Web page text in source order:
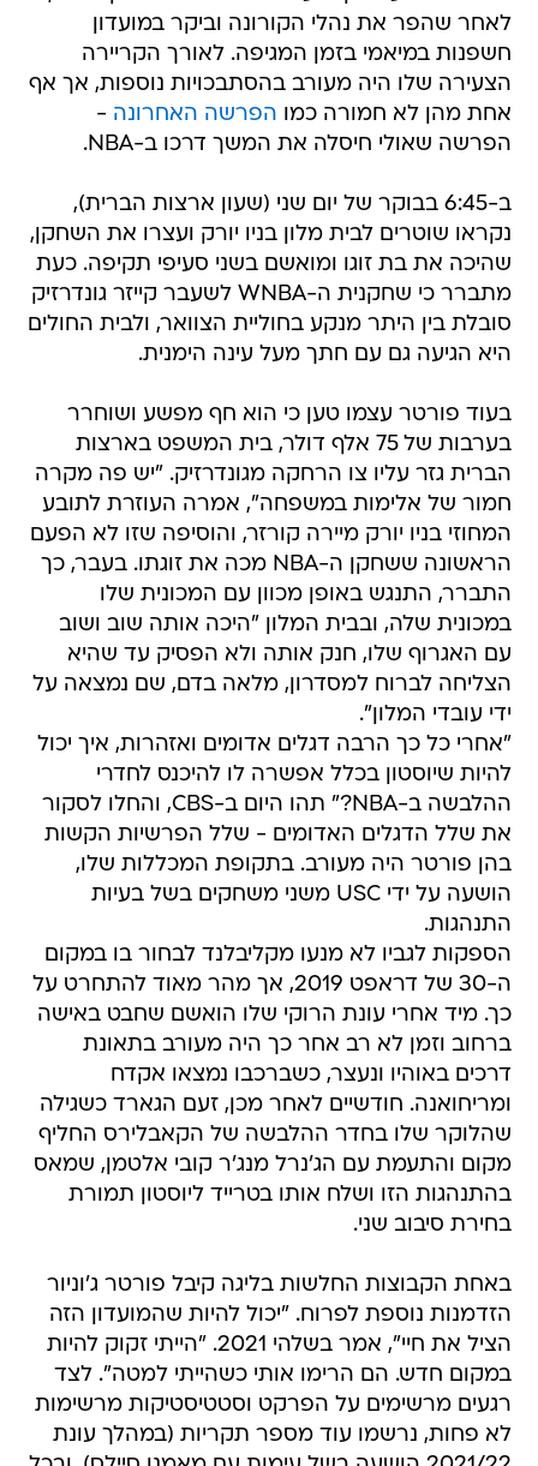
לאחר שהפר את נהלי הקורונה וביקר במועדון
חשפנות במיאמי בזמן המגיפה. לאורך הקריירה
הצעירה שלו היה מעורב בהסתבכויות נוספות, אך אף
אחת מהן לא חמורה כמו הפרשה האחרונה -
הפרשה שאולי חיסלה את המשך דרכו ב-NBA.
ב-6:45 בבוקר של יום שני (שעון ארצות הברית),
נקראו שוטרים לבית מלון בניו יורק ועצרו את השחקן,
שהיכה את בת זוגו ומואשם בשני סעיפי תקיפה. כעת
מתברר כי שחקנית ה-WNBA לשעבר קייזר גונדרזיק
סובלת בין היתר מנקע בחוליית הצוואר, ולבית החולים
היא הגיעה גם עם חתך מעל עינה הימנית.
בעוד פורטר עצמו טען כי הוא חף מפשע ושוחרר
בערבות של 75 אלף דולר, בית המשפט בארצות
הברית גזר עליו צו הרחקה מגונדרזיק. "יש פה מקרה
חמור של אלימות במשפחה", אמרה העוזרת לתובע
המחוזי בניו יורק מיירה קורזר, והוסיפה שזו לא הפעם
הראשונה ששחקן ה-NBA מכה את זוגתו. בעבר, כך
התברר, התנגש באופן מכוון עם המכונית שלו
במכונית שלה, ובבית המלון "היכה אותה שוב ושוב
עם האגרוף שלו, חנק אותה ולא הפסיק עד שהיא
הצליחה לברוח למסדרון, מלאה בדם, שם נמצאה על
ידי עובדי המלון".
"אחרי כל כך הרבה דגלים אדומים ואזהרות, איך יכול
להיות שיוסטון בכלל אפשרה לו להיכנס לחדרי
ההלבשה ב-NBA?" תהו היום ב-CBS, והחלו לסקור
את שלל הדגלים האדומים - שלל הפרשיות הקשות
בהן פורטר היה מעורב. בתקופת המכללות שלו,
הושעה על ידי USC משני משחקים בשל בעיות
התנהגות.
הספקות לגביו לא מנעו מקליבלנד לבחור בו במקום
ה-30 של דראפט 2019, אך מהר מאוד להתחרט על
כך. מיד אחרי עונת הרוקי שלו הואשם שחבט באישה
ברחוב וזמן לא רב אחר כך היה מעורב בתאונת
דרכים באוהיו ונעצר, כשברכבו נמצאו אקדח
ומריחואנה. חודשיים לאחר מכן, זעם הגארד כשגילה
שהלוקר שלו בחדר ההלבשה של הקאבלירס החליף
מקום והתעמת עם הג'נרל מנג'ר קובי אלטמן, שמאס
בהתנהגות הזו ושלח אותו בטרייד ליוסטון תמורת
בחירת סיבוב שני.
באחת הקבוצות החלשות בליגה קיבל פורטר ג'וניור
הזדמנות נוספת לפרוח. "יכול להיות שהמועדון הזה
הציל את חיי", אמר בשלהי 2021. "הייתי זקוק להיות
במקום חדש. הם הרימו אותי כשהייתי למטה". לצד
רגעים מרשימים על הפרקט וסטטיסטיקות מרשימות
לא פחות, נרשמו עוד מספר תקריות (במהלך עונת